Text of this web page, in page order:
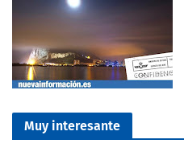
Muy interesante